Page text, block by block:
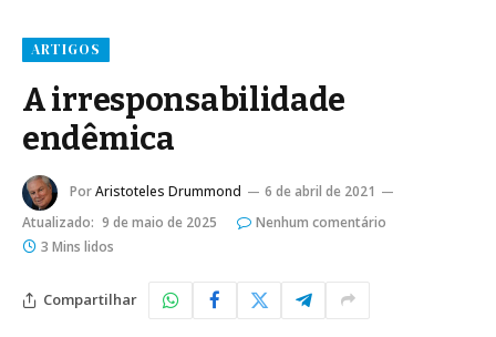
ARTIGOS
A irresponsabilidade
endêmica
PorAristoteles Drummond
6 de abril de 2021
Atualizado: 9 de maio de 2025
Nenhum comentário
3 Mins lidos
Compartilhar